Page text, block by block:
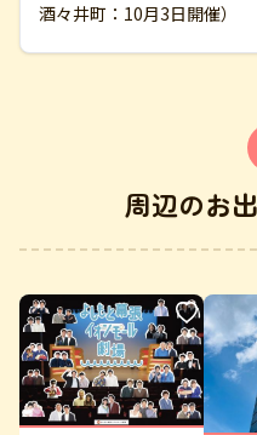
酒々井町：10月3日開催）
周辺のお